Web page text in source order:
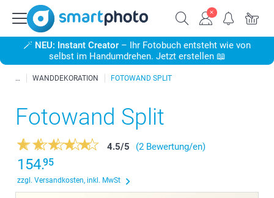
🪄 NEU: Instant Creator – Ihr Fotobuch entsteht wie von
selbst im Handumdrehen. Jetzt erstellen 📖
WANDDEKORATION FOTOWAND SPLIT
Fotowand Split
4.5/5 (2 Bewertung/en)
154.95
zzgl. Versandkosten, inkl. MwSt